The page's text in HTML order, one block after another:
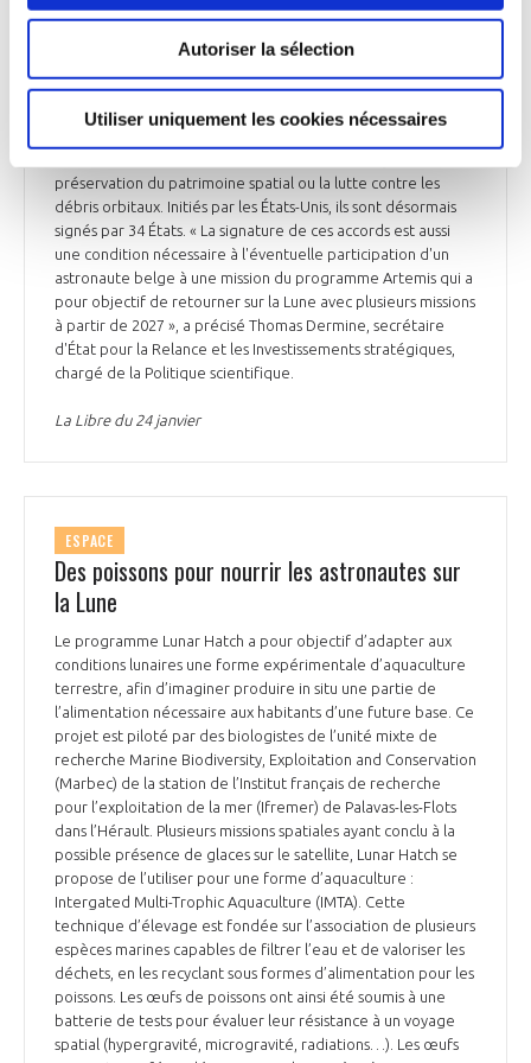
Autoriser la sélection
Utiliser uniquement les cookies nécessaires
Mardi 23 janvier, lors d'une cérémonie en marge de la
16ème European Space Conference, la Belgique a signé les
principes juridiquement non-contraignants pour la
coopération dans l'exploration civile de la Lune, de Mars, des
préservation du patrimoine spatial ou la lutte contre les
débris orbitaux. Initiés par les États-Unis, ils sont désormais
signés par 34 États. « La signature de ces accords est aussi
une condition nécessaire à l'éventuelle participation d'un
astronaute belge à une mission du programme Artemis qui a
pour objectif de retourner sur la Lune avec plusieurs missions
à partir de 2027 », a précisé Thomas Dermine, secrétaire
d'État pour la Relance et les Investissements stratégiques,
chargé de la Politique scientifique.
La Libre du 24 janvier
ESPACE
Des poissons pour nourrir les astronautes sur
la Lune
Le programme Lunar Hatch a pour objectif d’adapter aux
conditions lunaires une forme expérimentale d’aquaculture
terrestre, afin d’imaginer produire in situ une partie de
l’alimentation nécessaire aux habitants d’une future base. Ce
projet est piloté par des biologistes de l’unité mixte de
recherche Marine Biodiversity, Exploitation and Conservation
(Marbec) de la station de l’Institut français de recherche
pour l’exploitation de la mer (Ifremer) de Palavas-les-Flots
dans l’Hérault. Plusieurs missions spatiales ayant conclu à la
possible présence de glaces sur le satellite, Lunar Hatch se
propose de l’utiliser pour une forme d’aquaculture :
Intergated Multi-Trophic Aquaculture (IMTA). Cette
technique d’élevage est fondée sur l’association de plusieurs
espèces marines capables de filtrer l’eau et de valoriser les
déchets, en les recyclant sous formes d’alimentation pour les
poissons. Les œufs de poissons ont ainsi été soumis à une
batterie de tests pour évaluer leur résistance à un voyage
spatial (hypergravité, microgravité, radiations…). Les œufs